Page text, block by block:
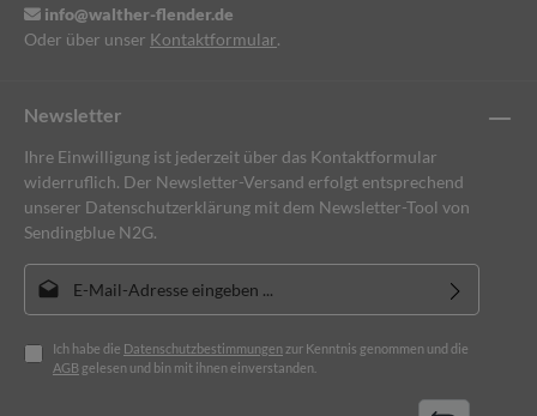
Newsletter
Ihre Einwilligung ist jederzeit über das Kontaktformular
widerruflich. Der Newsletter-Versand erfolgt entsprechend
unserer Datenschutzerklärung mit dem Newsletter-Tool von
Sendingblue N2G.
E-Mail-Adresse*
Ich habe die Datenschutzbestimmungen zur Kenntnis genommen und die
AGB gelesen und bin mit ihnen einverstanden.
info@walther-flender.de
Oder über unser Kontaktformular.